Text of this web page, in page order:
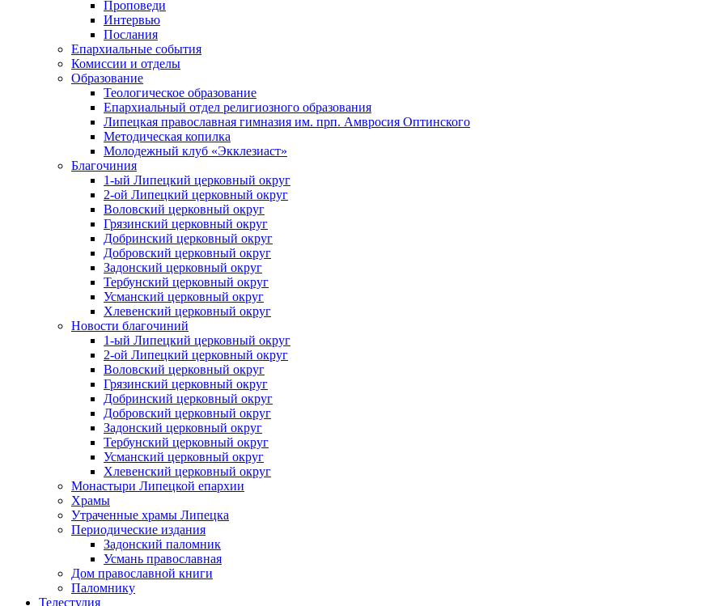
Проповеди
Интервью
Послания
Епархиальные события
Комиссии и отделы
Образование
Теологическое образование
Епархиальный отдел религиозного образования
Липецкая православная гимназия им. прп. Амвросия Оптинского
Методическая копилка
Молодежный клуб «Экклезиаст»
Благочиния
1-ый Липецкий церковный округ
2-ой Липецкий церковный округ
Воловский церковный округ
Грязинский церковный округ
Добринский церковный округ
Добровский церковный округ
Задонский церковный округ
Тербунский церковный округ
Усманский церковный округ
Хлевенский церковный округ
Новости благочиний
1-ый Липецкий церковный округ
2-ой Липецкий церковный округ
Воловский церковный округ
Грязинский церковный округ
Добринский церковный округ
Добровский церковный округ
Задонский церковный округ
Тербунский церковный округ
Усманский церковный округ
Хлевенский церковный округ
Монастыри Липецкой епархии
Храмы
Утраченные храмы Липецка
Периодические издания
Задонский паломник
Усмань православная
Дом православной книги
Паломнику
Телестудия